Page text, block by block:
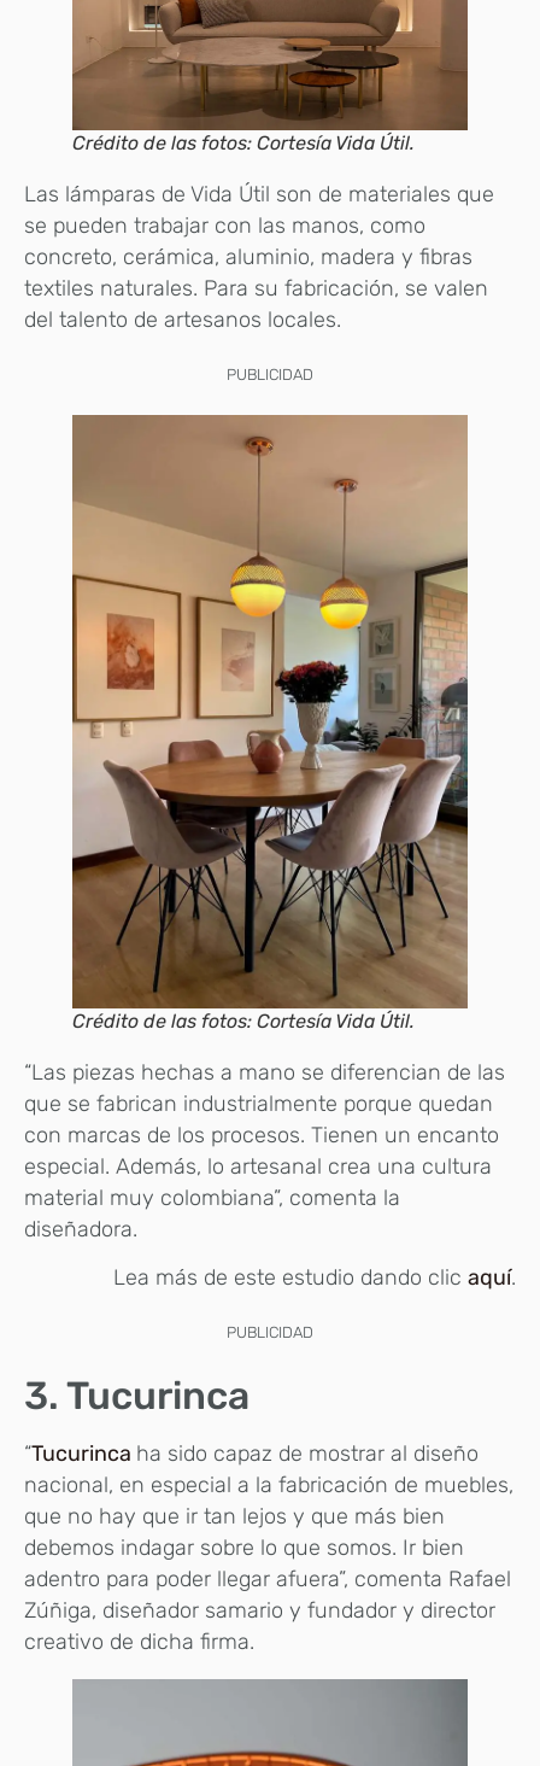
Crédito de las fotos: Cortesía Vida Útil.
Las lámparas de Vida Útil son de materiales que
se pueden trabajar con las manos, como
concreto, cerámica, aluminio, madera y fibras
textiles naturales. Para su fabricación, se valen
del talento de artesanos locales.
PUBLICIDAD
Crédito de las fotos: Cortesía Vida Útil.
“Las piezas hechas a mano se diferencian de las
que se fabrican industrialmente porque quedan
con marcas de los procesos. Tienen un encanto
especial. Además, lo artesanal crea una cultura
material muy colombiana”, comenta la
diseñadora.
Lea más de este estudio dando clic aquí.
PUBLICIDAD
3. Tucurinca
“Tucurinca ha sido capaz de mostrar al diseño
nacional, en especial a la fabricación de muebles,
que no hay que ir tan lejos y que más bien
debemos indagar sobre lo que somos. Ir bien
adentro para poder llegar afuera”, comenta Rafael
Zúñiga, diseñador samario y fundador y director
creativo de dicha firma.